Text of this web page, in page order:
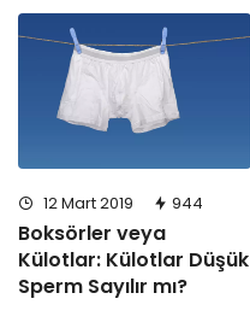
12 Mart 2019 944
Boksörler veya
Külotlar: Külotlar Düşük
Sperm Sayılır mı?